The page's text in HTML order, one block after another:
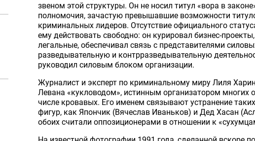
звеном этой структуры. Он не носил титул «вора в
полномочия, зачастую превышавшие возможности
криминальных лидеров. Отсутствие официального
ему действовать свободно: он курировал бизнес-
легальные, обеспечивал связь с представителями
разведывательную и контрразведывательную
руководил силовым блоком организации.
Журналист и эксперт по криминальному миру Лиля
Левана «кукловодом», истинным организатором многих
числе кровавых. Его именем связывают устранение
фигур, как Япончик (Вячеслав Иваньков) и Дед Хасан
обоих считали оппозиционерами в отношении к